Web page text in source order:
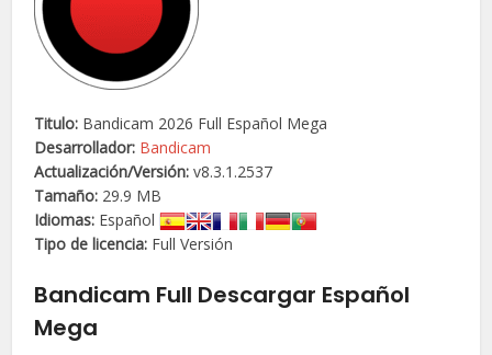
Titulo: Bandicam 2026 Full Español Mega
Desarrollador: Bandicam
Actualización/Versión: v8.3.1.2537
Tamaño: 29.9 MB
Idiomas: Español
Tipo de licencia: Full Versión
Bandicam Full Descargar Español
Mega